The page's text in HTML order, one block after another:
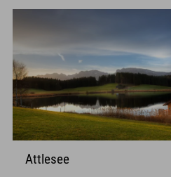
Attlesee